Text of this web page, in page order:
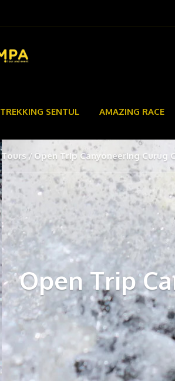
TREKKING SENTUL AMAZING RACE
Tours Open Trip Canyoneering Curug
Open Trip